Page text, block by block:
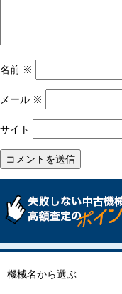
名前 ※
メール ※
サイト
機械名から選ぶ